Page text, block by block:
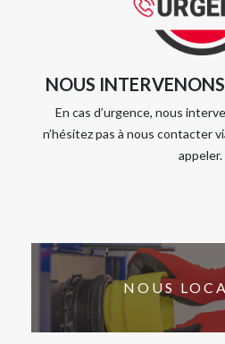
NOUS
En cas d’urgence, nous
n’hésitez pas à nous contacter
appeler.
NOUS